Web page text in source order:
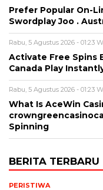
Prefer Popular On-
Swordplay Joo .
Rabu, 5 Agustus 2026 - 01:23
Activate Free Spins
Canada Play
Rabu, 5 Agustus 2026 - 01:23
What Is AceWin
Spinning
BERITA TERBARU
PERISTIWA